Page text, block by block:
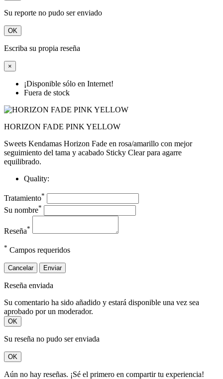
Su reporte no pudo ser enviado
OK
Escriba su propia reseña
×
¡Disponible sólo en Internet!
Fuera de stock
HORIZON FADE PINK YELLOW
Sweets Kendamas Horizon Fade en rosa/amarillo con mejor
seguimiento del tama y acabado Sticky Clear para agarre
equilibrado.
Quality:
Tratamiento*
Su nombre*
Reseña*
* Campos requeridos
Cancelar Enviar
Reseña enviada
Su comentario ha sido añadido y estará disponible una vez sea
aprobado por un moderador.
OK
Su reseña no pudo ser enviada
OK
Aún no hay reseñas. ¡Sé el primero en compartir tu experiencia!